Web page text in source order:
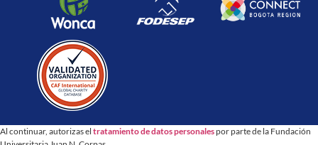
Al continuar, autorizas el tratamiento de datos personalespor parte de la Fundación